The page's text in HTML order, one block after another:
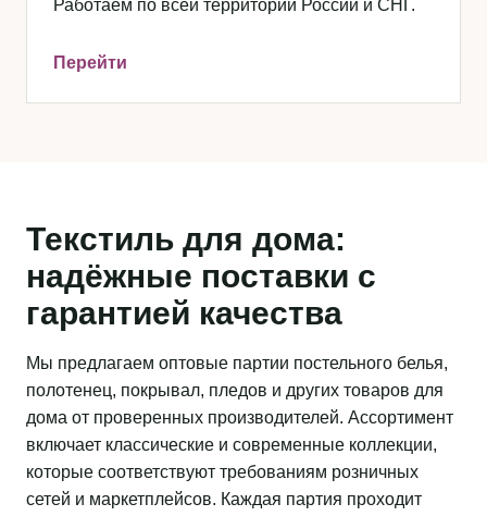
Работаем по всей территории России и СНГ.
Перейти
Текстиль для дома:
надёжные поставки с
гарантией качества
Мы предлагаем оптовые партии постельного белья,
полотенец, покрывал, пледов и других товаров для
дома от проверенных производителей. Ассортимент
включает классические и современные коллекции,
которые соответствуют требованиям розничных
сетей и маркетплейсов. Каждая партия проходит